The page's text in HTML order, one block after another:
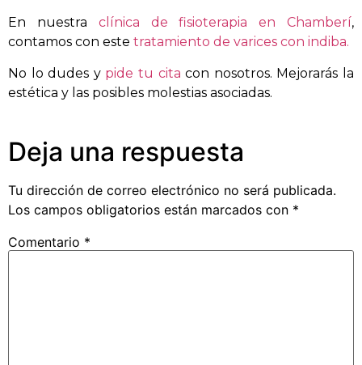
En nuestra clínica de fisioterapia en Chamberí,
contamos con este tratamiento de varices con indiba.
No lo dudes y pide tu citacon nosotros. Mejorarás la
estética y las posibles molestias asociadas.
Deja una respuesta
Tu dirección de correo electrónico no será publicada.
Los campos obligatorios están marcados con *
Comentario *